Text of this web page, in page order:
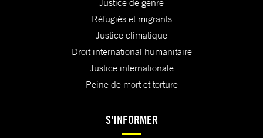
Justice de genre
Réfugiés et migrants
Justice climatique
Droit international humanitaire
Justice internationale
Peine de mort et torture
S'INFORMER